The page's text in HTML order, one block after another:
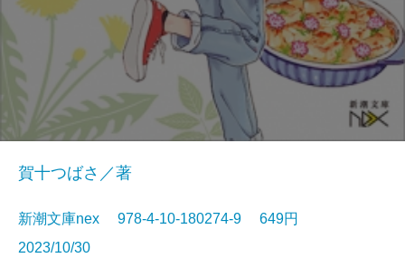
賀十つばさ／著
新潮文庫nex 978-4-10-180274-9 649円
2023/10/30